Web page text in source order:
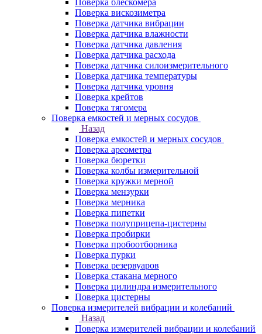
Поверка блескомера
Поверка вискозиметра
Поверка датчика вибрации
Поверка датчика влажности
Поверка датчика давления
Поверка датчика расхода
Поверка датчика силоизмерительного
Поверка датчика температуры
Поверка датчика уровня
Поверка крейтов
Поверка тягомера
Поверка емкостей и мерных сосудов
Назад
Поверка емкостей и мерных сосудов
Поверка ареометра
Поверка бюретки
Поверка колбы измерительной
Поверка кружки мерной
Поверка мензурки
Поверка мерника
Поверка пипетки
Поверка полуприцепа-цистерны
Поверка пробирки
Поверка пробоотборника
Поверка пурки
Поверка резервуаров
Поверка стакана мерного
Поверка цилиндра измерительного
Поверка цистерны
Поверка измерителей вибрации и колебаний
Назад
Поверка измерителей вибрации и колебаний